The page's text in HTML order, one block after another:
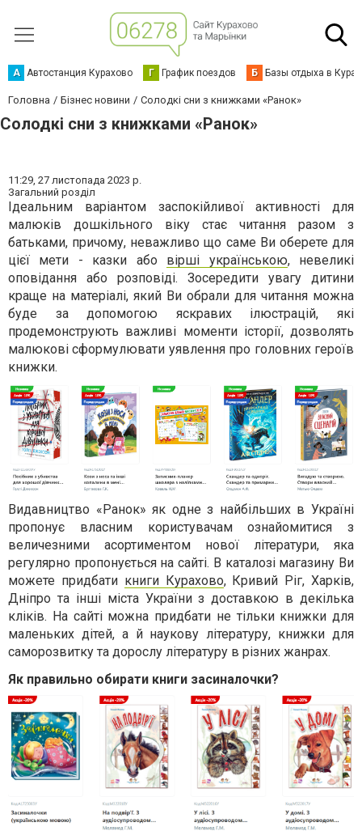
А Автостанция Курахово Г График поездов Б Базы отдыха в
Головна Бізнес новини Солодкі сни з книжками «Ранок»
Солодкі сни з книжками «Ранок»
11:29, 27 листопада 2023 р.
Загальний розділ
Ідеальним варіантом заспокійливої активності для
малюків дошкільного віку стає читання разом з
батьками, причому, неважливо що саме Ви оберете для
цієї мети - казки або вірші українською, невеликі
оповідання або розповіді. Зосередити увагу дитини
краще на матеріалі, який Ви обрали для читання можна
буде за допомогою яскравих ілюстрацій, які
продемонструють важливі моменти історії, дозволять
малюкові сформулювати уявлення про головних героїв
книжки.
Видавництво «Ранок» як одне з найбільших в Україні
пропонує власним користувачам ознайомитися з
величезними асортиментом нової літератури, яка
регулярно пропонується на сайті. В каталозі магазину Ви
можете придбати книги Курахово, Кривий Ріг, Харків,
Дніпро та інші міста України з доставкою в декілька
кліків. На сайті можна придбати не тільки книжки для
маленьких дітей, а й наукову літературу, книжки для
саморозвитку та дорослу літературу в різних жанрах.
Як правильно обирати книги засиналочки?